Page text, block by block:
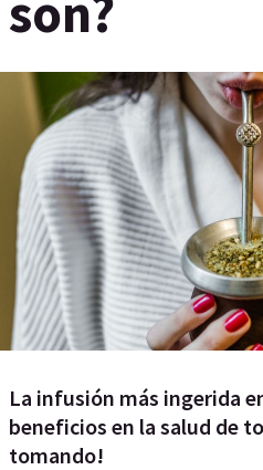
son?
La infusión más ingerida
beneficios en la salud de
tomando!